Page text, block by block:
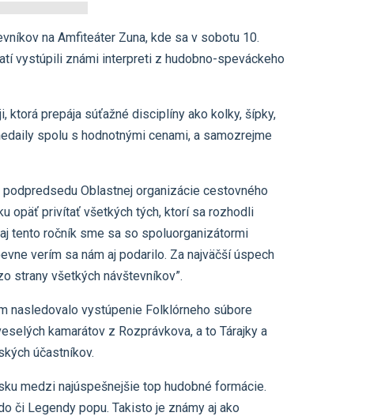
na Amfiteáter Zuna, kde sa v sobotu 10.
vystúpili známi interpreti z hudobno-speváckeho
prepája súťažné disciplíny ako kolky, šípky,
spolu s hodnotnými cenami, a samozrejme
Oblastnej organizácie cestovného
opäť privítať všetkých tých, ktorí sa rozhodli
tento ročník sme sa so spoluorganizátormi
verím sa nám aj podarilo. Za najväčší úspech
strany všetkých návštevníkov”.
nasledovalo vystúpenie Folklórneho súbore
kamarátov z Rozprávkova, a to Tárajky a
účastníkov.
medzi najúspešnejšie top hudobné formácie.
či Legendy popu. Takisto je známy aj ako